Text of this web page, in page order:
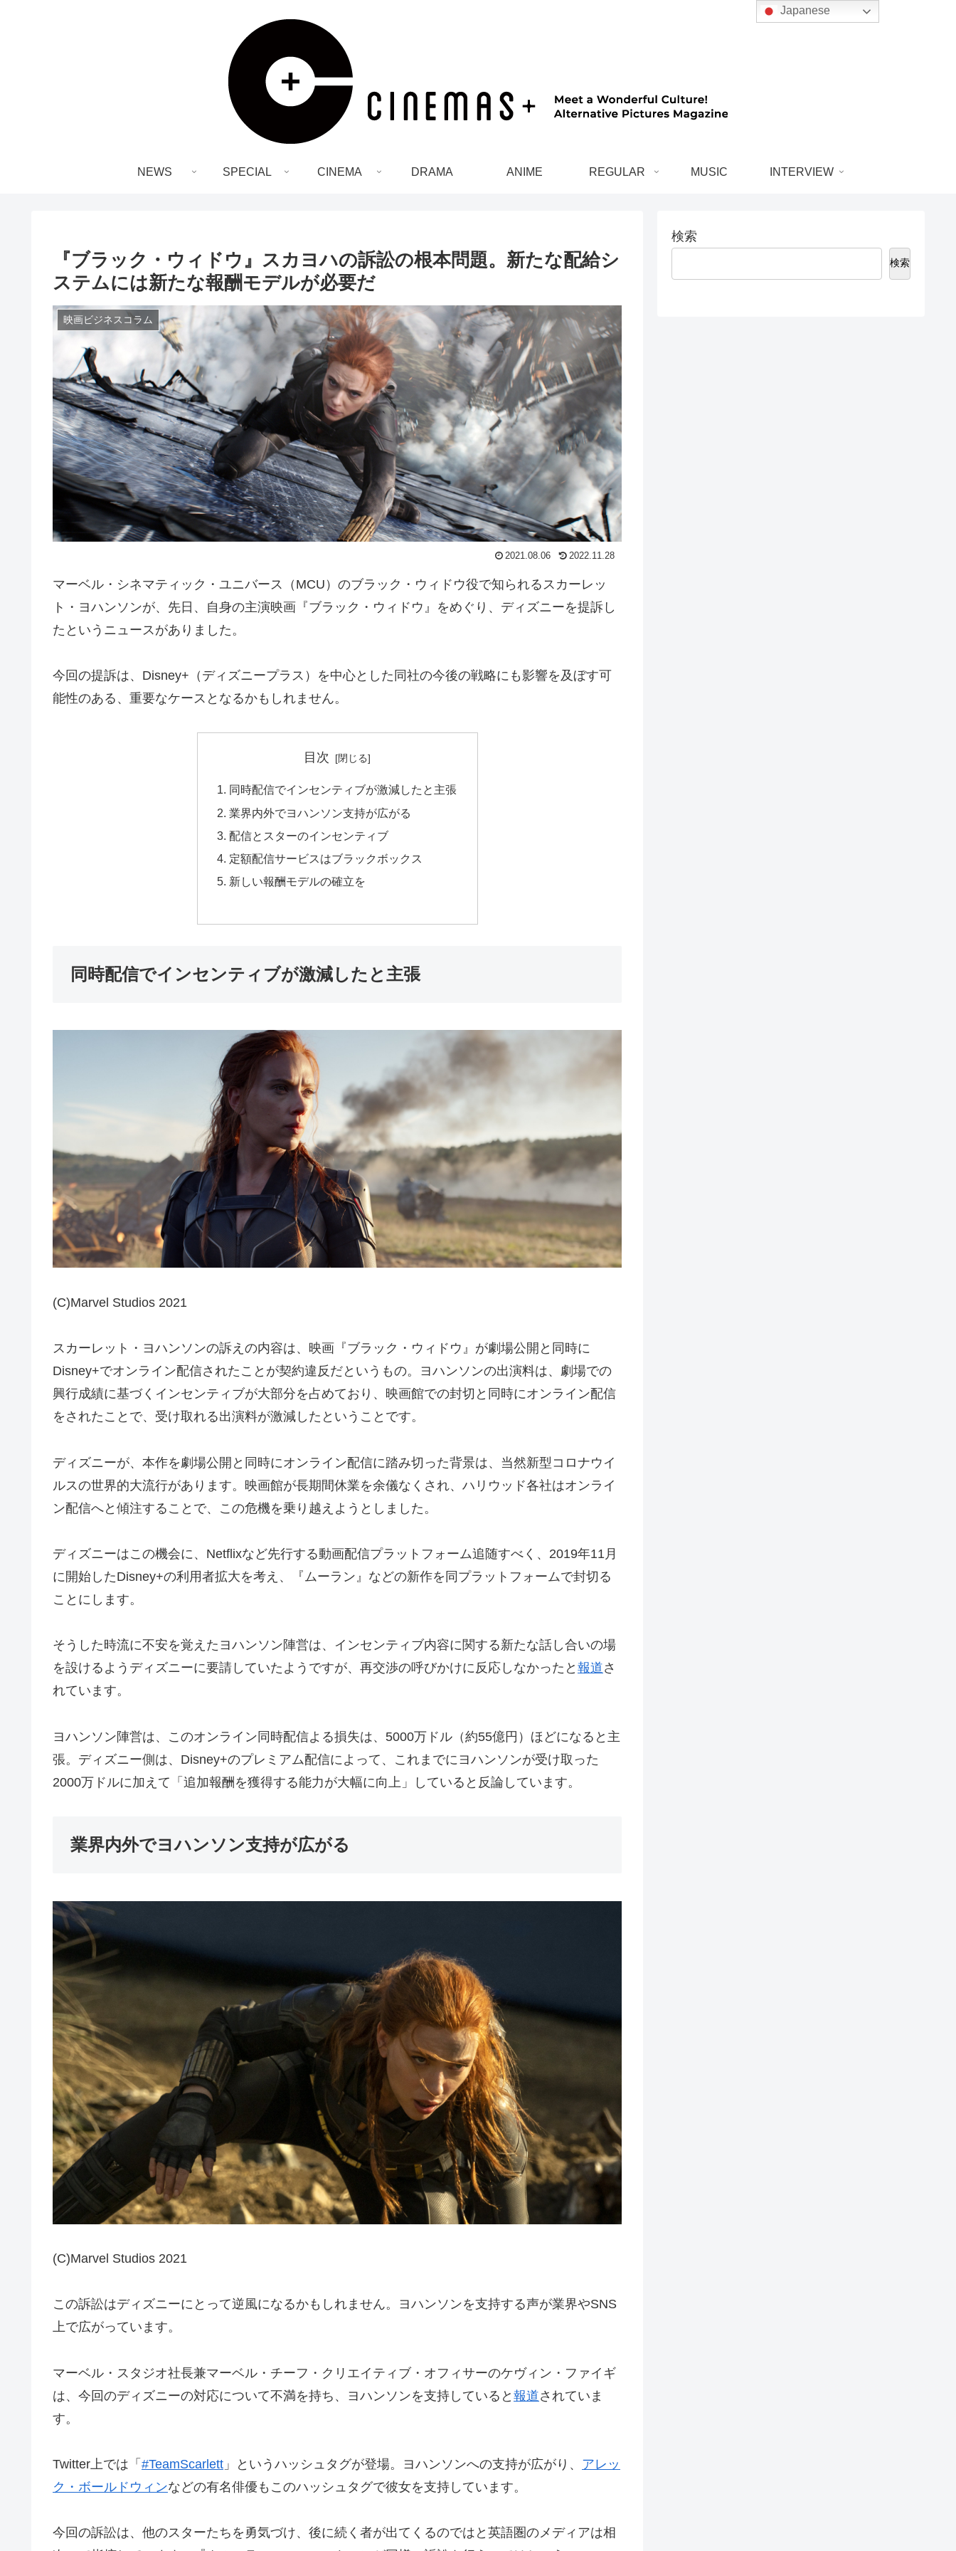
NEWS SPECIAL CINEMA DRAMA ANIME REGULAR MUSIC INTERVIEW
『ブラック・ウィドウ』スカヨハの訴訟の根本問題。新たな配給シ
ステムには新たな報酬モデルが必要だ
映画ビジネスコラム
2021.08.06 2022.11.28
マーベル・シネマティック・ユニバース（MCU）のブラック・ウィドウ役で知られるスカーレッ
ト・ヨハンソンが、先日、自身の主演映画『ブラック・ウィドウ』をめぐり、ディズニーを提訴し
たというニュースがありました。
今回の提訴は、Disney+（ディズニープラス）を中心とした同社の今後の戦略にも影響を及ぼす可
能性のある、重要なケースとなるかもしれません。
目次
同時配信でインセンティブが激減したと主張
業界内外でヨハンソン支持が広がる
配信とスターのインセンティブ
定額配信サービスはブラックボックス
新しい報酬モデルの確立を
同時配信でインセンティブが激減したと主張
(C)Marvel Studios 2021
スカーレット・ヨハンソンの訴えの内容は、映画『ブラック・ウィドウ』が劇場公開と同時に
Disney+でオンライン配信されたことが契約違反だというもの。ヨハンソンの出演料は、劇場での
興行成績に基づくインセンティブが大部分を占めており、映画館での封切と同時にオンライン配信
をされたことで、受け取れる出演料が激減したということです。
ディズニーが、本作を劇場公開と同時にオンライン配信に踏み切った背景は、当然新型コロナウイ
ルスの世界的大流行があります。映画館が長期間休業を余儀なくされ、ハリウッド各社はオンライ
ン配信へと傾注することで、この危機を乗り越えようとしました。
ディズニーはこの機会に、Netflixなど先行する動画配信プラットフォーム追随すべく、2019年11月
に開始したDisney+の利用者拡大を考え、『ムーラン』などの新作を同プラットフォームで封切る
ことにします。
そうした時流に不安を覚えたヨハンソン陣営は、インセンティブ内容に関する新たな話し合いの場
を設けるようディズニーに要請していたようですが、再交渉の呼びかけに反応しなかったと 報道さ
れています。
ヨハンソン陣営は、このオンライン同時配信よる損失は、5000万ドル（約55億円）ほどになると主
張。ディズニー側は、Disney+のプレミアム配信によって、これまでにヨハンソンが受け取った
2000万ドルに加えて「追加報酬を獲得する能力が大幅に向上」していると反論しています。
業界内外でヨハンソン支持が広がる
(C)Marvel Studios 2021
この訴訟はディズニーにとって逆風になるかもしれません。ヨハンソンを支持する声が業界やSNS
上で広がっています。
マーベル・スタジオ社長兼マーベル・チーフ・クリエイティブ・オフィサーのケヴィン・ファイギ
は、今回のディズニーの対応について不満を持ち、ヨハンソンを支持していると 報道されていま
す。
Twitter上では「 #TeamScarlett 」というハッシュタグが登場。ヨハンソンへの支持が広がり、 アレッ
ク・ボールドウィンなどの有名俳優もこのハッシュタグで彼女を支持しています。
今回の訴訟は、他のスターたちを勇気づけ、後に続く者が出てくるのではと英語圏のメディアは相
検索
検索
Japanese